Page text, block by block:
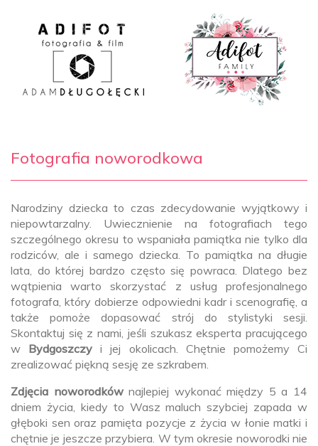
Fotografia noworodkowa
Narodziny dziecka to czas zdecydowanie wyjątkowy i
niepowtarzalny. Uwiecznienie na fotografiach tego
szczególnego okresu to wspaniała pamiątka nie tylko dla
rodziców, ale i samego dziecka. To pamiątka na długie
lata, do której bardzo często się powraca. Dlatego bez
wątpienia warto skorzystać z usług profesjonalnego
fotografa, który dobierze odpowiedni kadr i scenografię, a
także pomoże dopasować strój do stylistyki sesji.
Skontaktuj się z nami, jeśli szukasz eksperta pracującego
w Bydgoszczy i jej okolicach. Chętnie pomożemy Ci
zrealizować piękną sesję ze szkrabem.
Zdjęcia noworodkównajlepiej wykonać między 5 a 14
dniem życia, kiedy to Wasz maluch szybciej zapada w
głęboki sen oraz pamięta pozycje z życia w łonie matki i
chętnie je jeszcze przybiera. W tym okresie noworodki nie